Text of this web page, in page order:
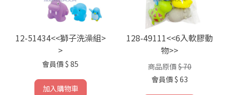
12-51434<<獅子洗澡組>
>
會員價 $ 85
加入購物車
128-49111<<6入軟膠動
物>>
商品原價 $ 70
會員價 $ 63